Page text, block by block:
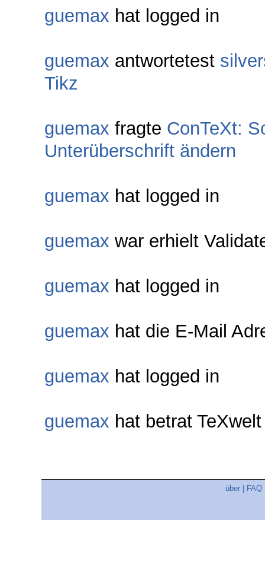
guemax hat logged in
guemax antwortetest
Tikz
guemax fragte ConTeXt:
Unterüberschrift ändern
guemax hat logged in
guemax war erhielt
guemax hat logged in
guemax hat die E-Mail
guemax hat logged in
guemax hat betrat
über FAQ